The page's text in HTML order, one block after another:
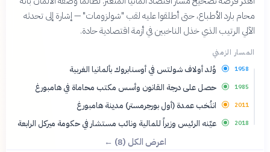
محام بارد الأطباع، حتى أطلقوا عليه لقب "شولزومات" — إشارة إلى تحدثه
الآلي الرتيب الذي خذل الناخبين في أزمة اقتصادية حادة.
المسار الزمني
1958 وُلد أولاف شولتس في أوسنابروك بألمانيا الغربية
1985 حصل على درجة القانون وأسس مكتب محاماة في هامبورغ
2011 انتُخب عمدة (أول بورجرمستر) مدينة هامبورغ
2018 عيّنه الرئيس وزيراً للمالية ونائب مستشار في حكومة ميركل الرابعة
اعرض الكل (8) ←